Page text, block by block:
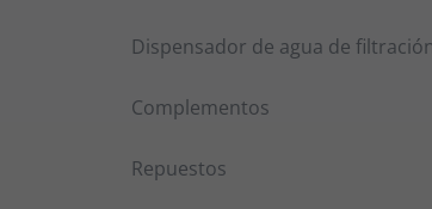
Dispensador de agua de
Complementos
Repuestos